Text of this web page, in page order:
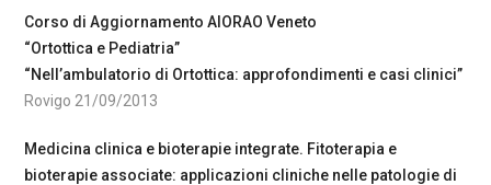
Corso di Aggiornamento AIORAO Veneto
“Ortottica e Pediatria”
“Nell’ambulatorio di Ortottica: approfondimenti e casi clinici”
Rovigo 21/09/2013
Medicina clinica e bioterapie integrate. Fitoterapia e
bioterapie associate: applicazioni cliniche nelle patologie di